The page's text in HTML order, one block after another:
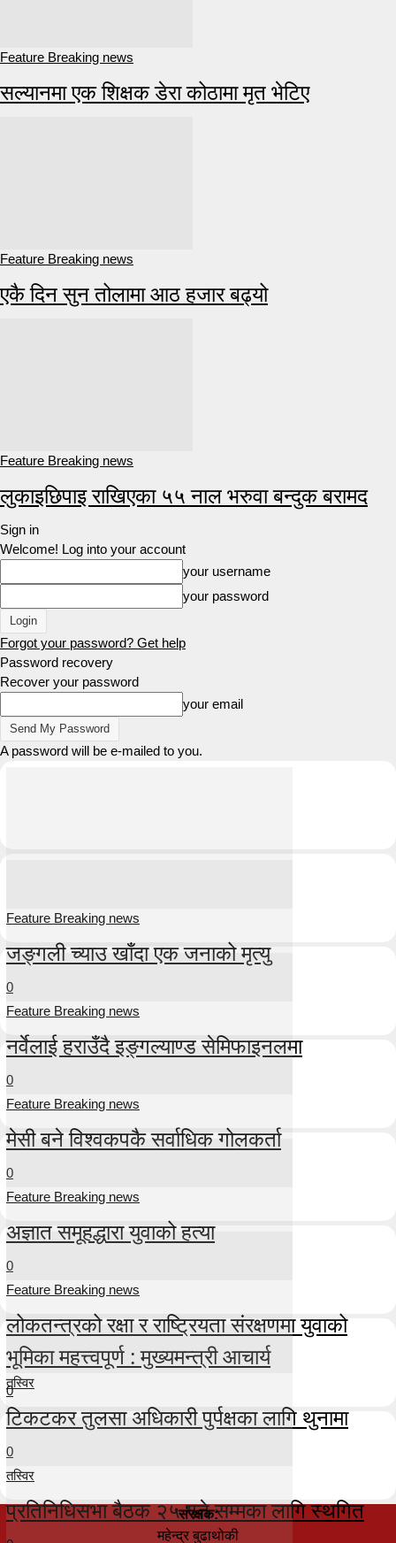
Feature Breaking news
सल्यानमा एक शिक्षक डेरा कोठामा मृत भेटिए
Feature Breaking news
एकै दिन सुन तोलामा आठ हजार बढ्यो
Feature Breaking news
लुकाइछिपाइ राखिएका ५५ नाल भरुवा बन्दुक बरामद
Sign in
Welcome! Log into your account
your username
your password
Forgot your password? Get help
Password recovery
Recover your password
your email
A password will be e-mailed to you.
Feature Breaking news
जङ्गली च्याउ खाँदा एक जनाको मृत्यु
0
Feature Breaking news
नर्वेलाई हराउँदै इङ्गल्याण्ड सेमिफाइनलमा
0
Feature Breaking news
मेसी बने विश्वकपकै सर्वाधिक गोलकर्ता
0
Feature Breaking news
अज्ञात समूहद्धारा युवाको हत्या
0
Feature Breaking news
लोकतन्त्रको रक्षा र राष्ट्रियता संरक्षणमा युवाको
भूमिका महत्त्वपूर्ण : मुख्यमन्त्री आचार्य
0
तस्विर
टिकटकर तुलसा अधिकारी पुर्पक्षका लागि थुनामा
0
तस्विर
प्रतिनिधिसभा बैठक २५ गते सम्मका लागि स्थगित
संरक्षक:
महेन्द्र बुढाथोकी